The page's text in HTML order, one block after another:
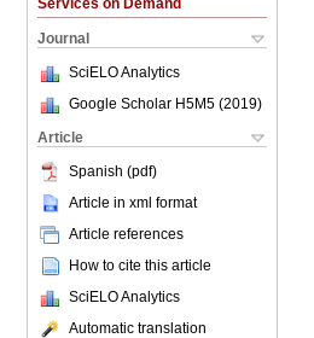
Services on Demand
Journal
SciELO Analytics
Google Scholar H5M5 (2019)
Article
Spanish (pdf)
Article in xml format
Article references
How to cite this article
SciELO Analytics
Automatic translation